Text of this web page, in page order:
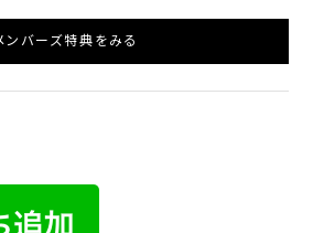
ンバーズ特典をみる